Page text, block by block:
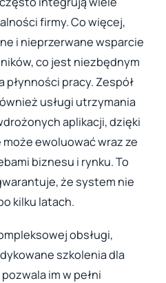
firmy. Co więcej,
i nieprzerwane wsparcie
co jest niezbędnym
pracy. Zespół
usługi utrzymania
aplikacji, dzięki
ewoluować wraz ze
biznesu i rynku. To
że system nie
kilku latach.
obsługi,
szkolenia dla
im w pełni